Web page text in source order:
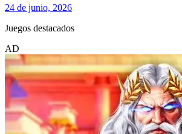
24 de junio, 2026
Juegos destacados
AD